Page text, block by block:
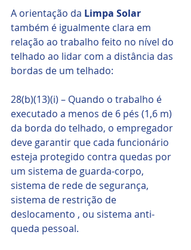
A orientação da Limpa Solar
também é igualmente clara em
relação ao trabalho feito no nível do
telhado ao lidar com a distância das
bordas de um telhado:
28(b)(13)(i) – Quando o trabalho é
executado a menos de 6 pés (1,6 m)
da borda do telhado, o empregador
deve garantir que cada funcionário
esteja protegido contra quedas por
um sistema de guarda-corpo,
sistema de rede de segurança,
sistema de restrição de
deslocamento , ou sistema anti-
queda pessoal.